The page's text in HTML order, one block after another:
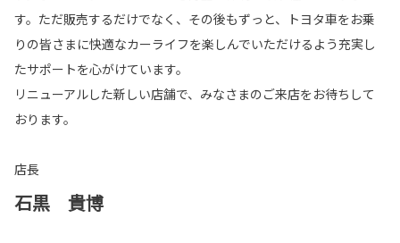
す。ただ販売するだけでなく、その後もずっと、トヨタ車をお乗
りの皆さまに快適なカーライフを楽しんでいただけるよう充実し
たサポートを心がけています。
リニューアルした新しい店舗で、みなさまのご来店をお待ちして
おります。
店長
石黒 貴博